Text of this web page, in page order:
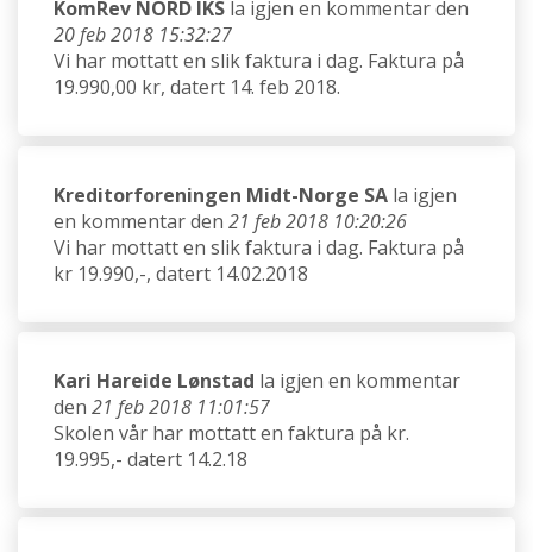
KomRev NORD IKS la igjen en kommentar den
20 feb 2018 15:32:27
Vi har mottatt en slik faktura i dag. Faktura på
19.990,00 kr, datert 14. feb 2018.
Kreditorforeningen Midt-Norge SA la igjen
en kommentar den 21 feb 2018 10:20:26
Vi har mottatt en slik faktura i dag. Faktura på
kr 19.990,-, datert 14.02.2018
Kari Hareide Lønstad la igjen en kommentar
den 21 feb 2018 11:01:57
Skolen vår har mottatt en faktura på kr.
19.995,- datert 14.2.18